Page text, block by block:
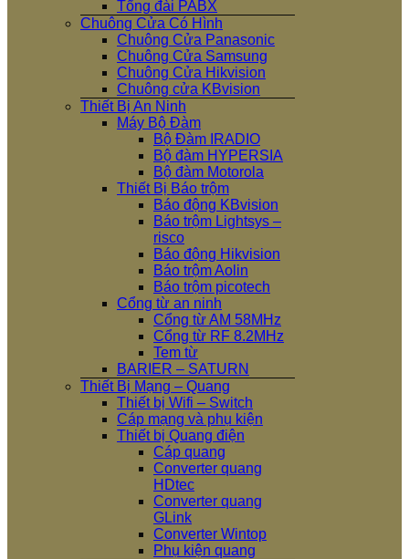
Tổng đài PABX
Chuông Cửa Có Hình
Chuông Cửa Panasonic
Chuông Cửa Samsung
Chuông Cửa Hikvision
Chuông cửa KBvision
Thiết Bị An Ninh
Máy Bộ Đàm
Bộ Đàm IRADIO
Bộ đàm HYPERSIA
Bộ đàm Motorola
Thiết Bị Báo trộm
Báo động KBvision
Báo trộm Lightsys –
risco
Báo động Hikvision
Báo trộm Aolin
Báo trộm picotech
Cổng từ an ninh
Cổng từ AM 58MHz
Cổng từ RF 8.2MHz
Tem từ
BARIER – SATURN
Thiết Bị Mạng – Quang
Thiết bị Wifi – Switch
Cáp mạng và phụ kiện
Thiết bị Quang điện
Cáp quang
Converter quang
HDtec
Converter quang
GLink
Converter Wintop
Phụ kiện quang